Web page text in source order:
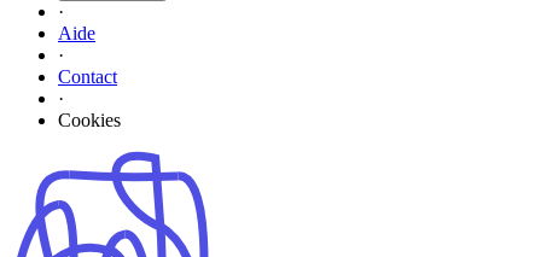
·
Aide
·
Contact
·
Cookies